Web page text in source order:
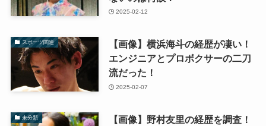
2025-02-12
スポーツ関連
【画像】横浜海斗の経歴が凄い！
エンジニアとプロボクサーの二刀
流だった！
2025-02-07
未分類
【画像】野村友里の経歴を調査！